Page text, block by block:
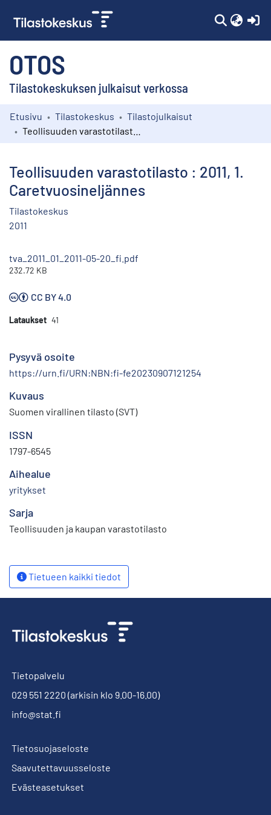
OTOS
Tilastokeskuksen julkaisut verkossa
Kokoelmat
Etusivu Tilastokeskus
Tilastojulkaisut
Teollisuuden varastotilasto : 2011, 1.
Caretvuosineljännes
Tilastokeskus
2011
tva_2011_01_2011-05-20_fi.pdf
232.72 KB
CC BY 4.0
Lataukset 41
Pysyvä osoite
https://urn.fi/URN:NBN:fi-fe20230907121254
Kuvaus
Suomen virallinen tilasto (SVT)
ISSN
1797-6545
Aihealue
yritykset
Sarja
Teollisuuden ja kaupan varastotilasto
Tietueen kaikki tiedot
Tietopalvelu
029 551 2220 (arkisin klo 9.00-16.00)
info@stat.fi
Tietosuojaseloste
Saavutettavuusseloste
Evästeasetukset